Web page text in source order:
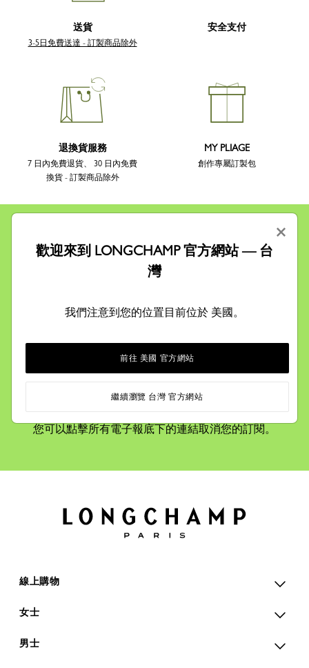
送貨
3-5日免費送達 - 訂製商品除外
安全支付
退換貨服務
7 日內免費退貨、 30 日內免費
換貨 - 訂製商品除外
MY PLIAGE
創作專屬訂製包
保持聯絡
和活動邀約。
的個人資料提供優惠資訊、活動邀請或品牌其他最新消
您可以點擊所有電子報底下的連結取消您的訂閱。
線上購物
女士
男士
×
歡迎來到 LONGCHAMP 官方網站 — 台
灣
我們注意到您的位置目前位於 美國。
前往 美國 官方網站
繼續瀏覽 台灣 官方網站